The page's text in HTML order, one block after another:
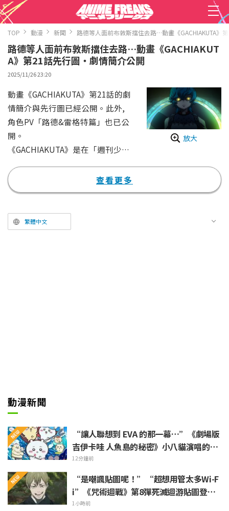
TOP 動漫 新聞 路德等人面前布敦斯擋住去路…動畫《GACHIAKUTA》
路德等人面前布敦斯擋住去路…動畫《GACHIAKUT
A》第21話先行圖・劇情簡介公開
2025/11/26 23:20
放大
動畫《GACHIAKUTA》第21話的劇
情簡介與先行圖已經公開。此外,
角色PV「路德&雷格特篇」也已公
開。
《GACHIAKUTA》是在「週刊少年
作・裏那圭氏、塗鴉設計・晏童秀
吉氏創作的人氣漫畫改編的動畫作
居住的貧民窟的孤兒少年・路德(C
V.市川蒼)因莫須有的罪名而被打入
查看更多
繁體中文
動漫新聞
“讓人聯想到 EVA 的那一幕…”《劇場版
吉伊卡哇 人魚島的秘密》小八貓演唱的不
祥 PV 引發話題
12分鐘前
“是嘲諷貼圖呢！”“超想用管太多Wi-F
i”《咒術迴戰》第8彈死滅迴游貼圖登場
引發粉絲歡呼
1小時前